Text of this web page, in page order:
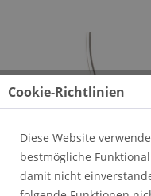
Cookie-Richtlinien
Diese Website
bestmögliche
damit nicht